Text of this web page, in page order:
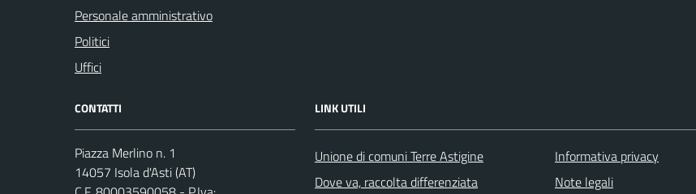
Personale amministrativo
Politici
Uffici
CONTATTI
Piazza Merlino n. 1
14057 Isola d'Asti (AT)
LINK UTILI
Unione di comuni Terre Astigine
Dove va, raccolta differenziata
Informativa privacy
Note legali